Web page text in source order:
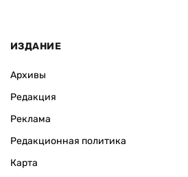
ИЗДАНИЕ
Архивы
Редакция
Реклама
Редакционная политика
Карта